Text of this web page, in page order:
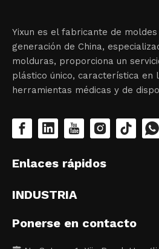
Yixun es el fabricante de
generación de China,
molduras, proporciona un
plástico único, característica en
herramientas médicas y de
Enlaces rápidos
INDUSTRIA
Ponerse en contacto